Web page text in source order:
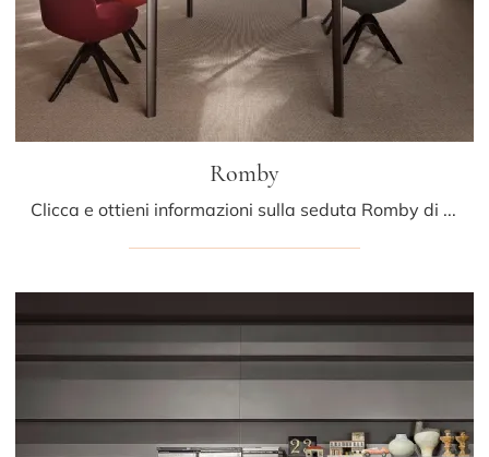
Romby
Clicca e ottieni informazioni sulla seduta Romby di Porro in tessuto: le più belle Sedie fisse design ti aspettano.